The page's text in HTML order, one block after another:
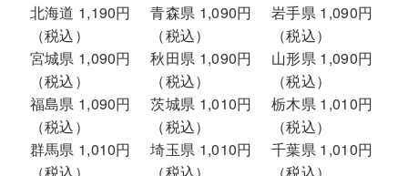
北海道 1,190円
（税込）
青森県 1,090円
（税込）
岩手県 1,090円
（税込）
宮城県 1,090円
（税込）
秋田県 1,090円
（税込）
山形県 1,090円
（税込）
福島県 1,090円
（税込）
茨城県 1,010円
（税込）
栃木県 1,010円
（税込）
群馬県 1,010円
（税込）
埼玉県 1,010円
（税込）
千葉県 1,010円
（税込）